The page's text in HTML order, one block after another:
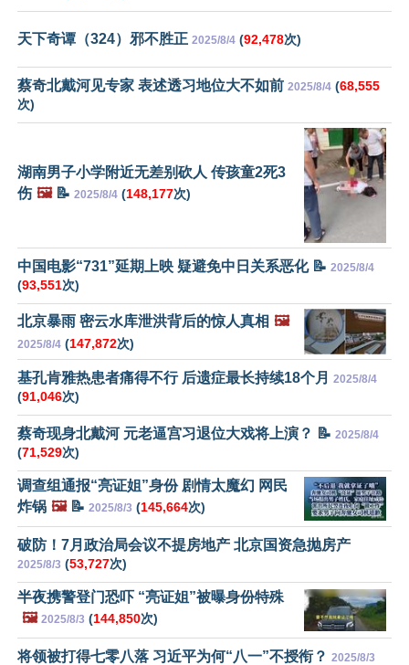
天下奇谭（324）邪不胜正 2025/8/4 (92,478次)
蔡奇北戴河见专家 表述透习地位大不如前 2025/8/4 (68,555
次)
湖南男子小学附近无差别砍人 传孩童2死3
伤 🖼️📝 2025/8/4 (148,177次)
中国电影“731”延期上映 疑避免中日关系恶化 📝 2025/8/4
(93,551次)
北京暴雨 密云水库泄洪背后的惊人真相 🖼️
2025/8/4 (147,872次)
基孔肯雅热患者痛得不行 后遗症最长持续18个月 2025/8/4
(91,046次)
蔡奇现身北戴河 元老逼宫习退位大戏将上演？ 📝 2025/8/4
(71,529次)
调查组通报“亮证姐”身份 剧情太魔幻 网民
炸锅 🖼️📝 2025/8/3 (145,664次)
破防！7月政治局会议不提房地产 北京国资急抛房产
2025/8/3 (53,727次)
半夜携警登门恐吓 “亮证姐”被曝身份特殊
🖼️ 2025/8/3 (144,850次)
将领被打得七零八落 习近平为何“八一”不授衔？ 2025/8/3